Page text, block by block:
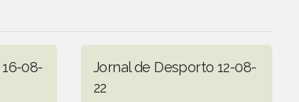
08-
Jornal de Desporto 12-08-
22